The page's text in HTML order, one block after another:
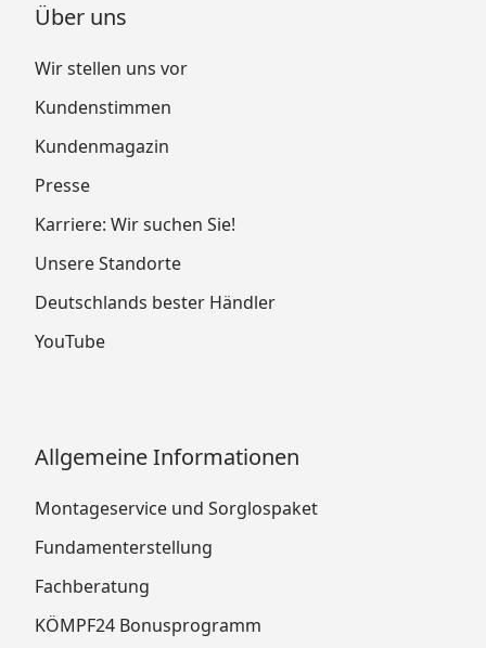
Über uns
Wir stellen uns vor
Kundenstimmen
Kundenmagazin
Presse
Karriere: Wir suchen Sie!
Unsere Standorte
Deutschlands bester Händler
YouTube
Allgemeine Informationen
Montageservice und Sorglospaket
Fundamenterstellung
Fachberatung
KÖMPF24 Bonusprogramm